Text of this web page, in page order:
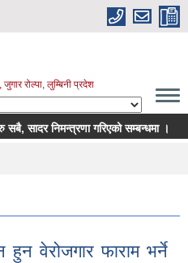
रोल्पा, लुम्बिनी प्रदेश
सादर निमन्त्रणा गरिएको सम्बन्धमा ।
हुन वेरोजगार फाराम भर्ने